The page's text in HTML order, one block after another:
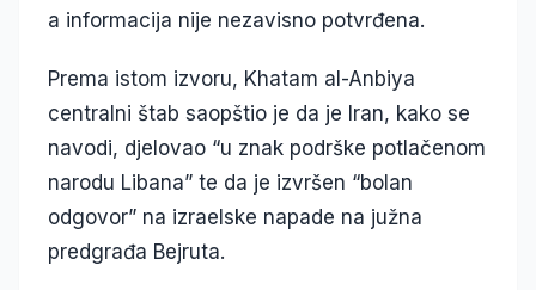
a informacija nije nezavisno potvrđena.
Prema istom izvoru, Khatam al-Anbiya
centralni štab saopštio je da je Iran, kako se
navodi, djelovao “u znak podrške potlačenom
narodu Libana” te da je izvršen “bolan
odgovor” na izraelske napade na južna
predgrađa Bejruta.